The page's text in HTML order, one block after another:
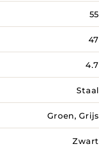
55
47
4.7
Staal
Groen, Grijs
Zwart